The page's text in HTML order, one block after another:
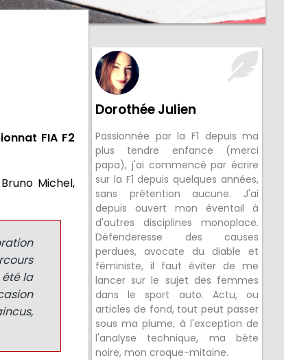
FIA F2
Michel,
été la
Dorothée Julien
Passionnée par la F1 depuis ma
plus tendre enfance (merci
papa), j'ai commencé par écrire
sur la F1 depuis quelques années,
sans prétention aucune. J'ai
depuis ouvert mon éventail à
d'autres disciplines monoplace.
Défenderesse des causes
perdues, avocate du diable et
féministe, il faut éviter de me
lancer sur le sujet des femmes
dans le sport auto. Actu, ou
articles de fond, tout peut passer
sous ma plume, à l'exception de
l'analyse technique, ma bête
noire, mon croque-mitaine.